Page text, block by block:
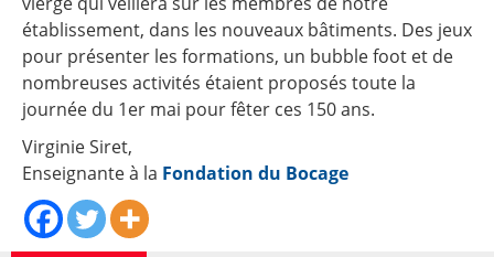
établissement, dans les nouveaux bâtiments. Des jeux
pour présenter les formations, un bubble foot et de
nombreuses activités étaient proposés toute la
journée du 1er mai pour fêter ces 150 ans.
Virginie Siret,
Enseignante à la Fondation du Bocage